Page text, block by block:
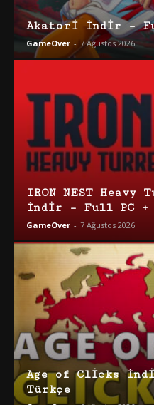
Akatori İndir –
GameOver - 7 Ağustos 2026
IRON NEST
İndir – Full PC +
GameOver - 7 Ağustos 2026
Age of Clicks
Türkçe